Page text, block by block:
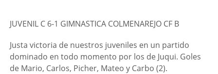
JUVENIL C 6-1 GIMNASTICA COLMENAREJO CF B
Justa victoria de nuestros juveniles en un partido
dominado en todo momento por los de Juqui. Goles
de Mario, Carlos, Picher, Mateo y Carbo (2).